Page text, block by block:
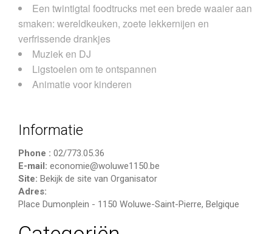
Een twintigtal foodtrucks met een brede waaier aan
smaken: wereldkeuken, zoete lekkernijen en
verfrissende drankjes
Muziek en DJ
Ligstoelen om te ontspannen
Animatie voor kinderen
Informatie
Phone : 02/773.05.36
E-mail: economie@woluwe1150.be
Site: Bekijk de site van Organisator
Adres:
Place Dumonplein - 1150 Woluwe-Saint-Pierre, Belgique